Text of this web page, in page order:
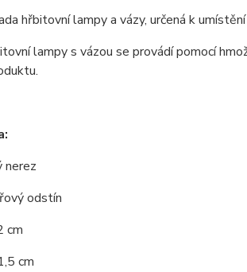
hřbitovní lampy a vázy, určená k
lampy s vázou se provádí pomocí
nerez
odstín
cm
cm